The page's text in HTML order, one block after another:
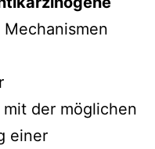
der möglichen
einer